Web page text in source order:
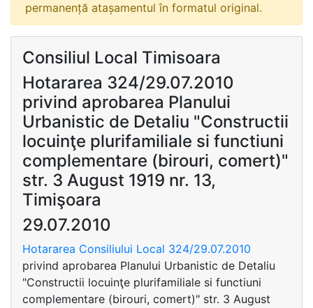
permanență atașamentul în formatul original.
Consiliul Local Timisoara
Hotararea 324/29.07.2010
privind aprobarea Planului
Urbanistic de Detaliu "Constructii
locuinţe plurifamiliale si functiuni
complementare (birouri, comert)"
str. 3 August 1919 nr. 13,
Timişoara
29.07.2010
Hotararea Consiliului Local 324/29.07.2010
privind aprobarea Planului Urbanistic de Detaliu
"Constructii locuinţe plurifamiliale si functiuni
complementare (birouri, comert)" str. 3 August